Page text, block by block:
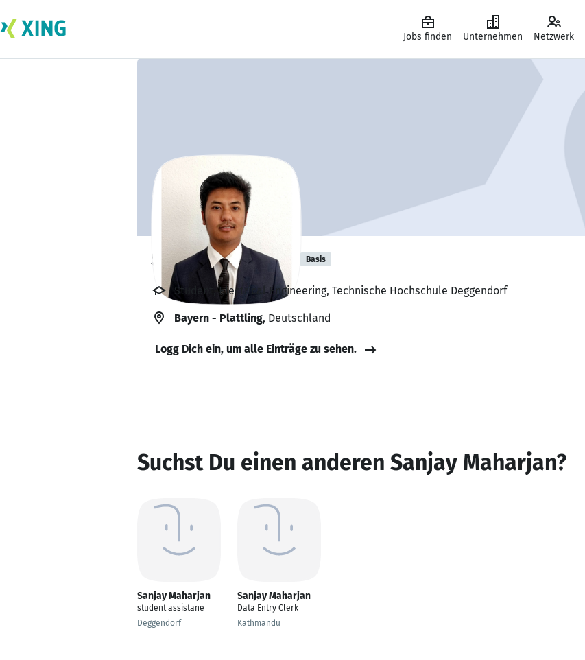
Jobs finden Unternehmen Netzwerk
Sanjay Maharjan Basis
Student, Electrical Engineering, Technische Hochschule Deggendorf
Bayern - Plattling, Deutschland
Logg Dich ein, um alle Einträge zu sehen.
Suchst Du einen anderen Sanjay Maharjan?
Sanjay Maharjan
student assistane
Deggendorf
Sanjay Maharjan
Data Entry Clerk
Kathmandu